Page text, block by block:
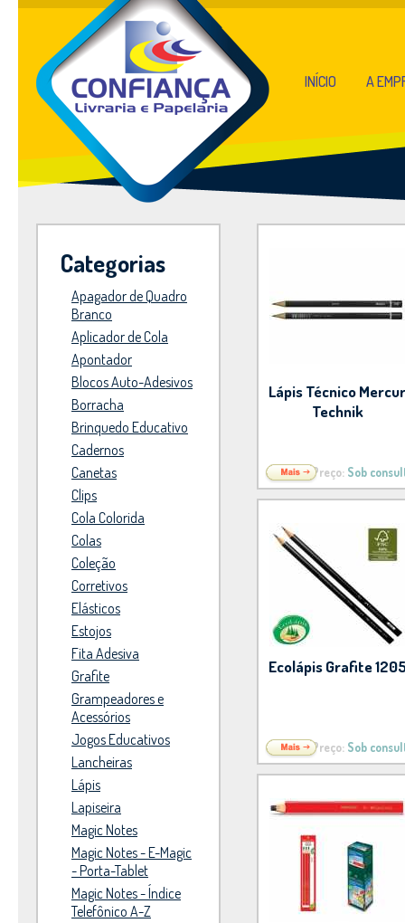
INÍCIO A
Categorias
Apagador de Quadro
Branco
Aplicador de Cola
Apontador
Blocos Auto-Adesivos
Borracha
Brinquedo Educativo
Cadernos
Canetas
Clips
Cola Colorida
Colas
Coleção
Corretivos
Elásticos
Estojos
Fita Adesiva
Grafite
Grampeadores e
Acessórios
Jogos Educativos
Lancheiras
Lápis
Lapiseira
Magic Notes
Magic Notes - E-Magic
- Porta-Tablet
Magic Notes - Índice
Telefônico A-Z
Lápis Técnico
Technik
Preço: Sob
Ecolápis Grafite
Preço: Sob